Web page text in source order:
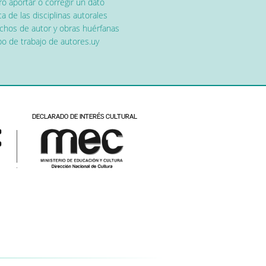
de las disciplinas autorales
de autor y obras huérfanas
de trabajo de autores.uy